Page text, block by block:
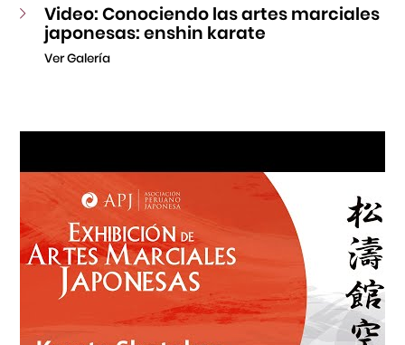
Video: Conociendo las artes marciales
japonesas: enshin karate
Ver Galería